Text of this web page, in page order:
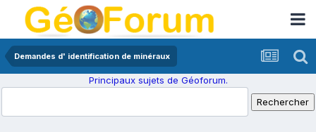
Demandes d' identification de minéraux
Principaux sujets de Géoforum.